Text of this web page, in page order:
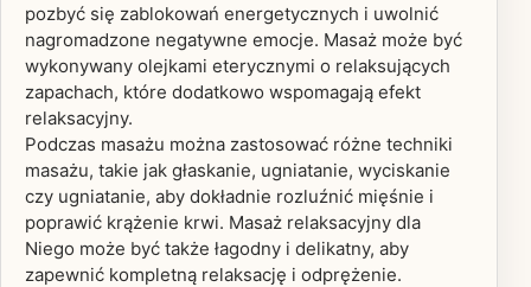
pozbyć się zablokowań energetycznych i uwolnić
nagromadzone negatywne emocje. Masaż może być
wykonywany olejkami eterycznymi o relaksujących
zapachach, które dodatkowo wspomagają efekt
relaksacyjny.
Podczas masażu można zastosować różne techniki
masażu, takie jak głaskanie, ugniatanie, wyciskanie
czy ugniatanie, aby dokładnie rozluźnić mięśnie i
poprawić krążenie krwi. Masaż relaksacyjny dla
Niego może być także łagodny i delikatny, aby
zapewnić kompletną relaksację i odprężenie.